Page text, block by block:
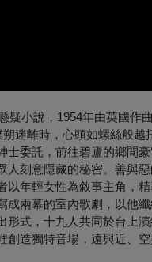
疑小說，1954年由英國作
迷離時，心頭如螺絲般越
委託，前往碧廬的鄉間
刻意隱藏的秘密。善與
年輕女性為敘事主角，
兩幕的室內歌劇，以他
式，十九人共同於台上
造獨特音場，遠與近、